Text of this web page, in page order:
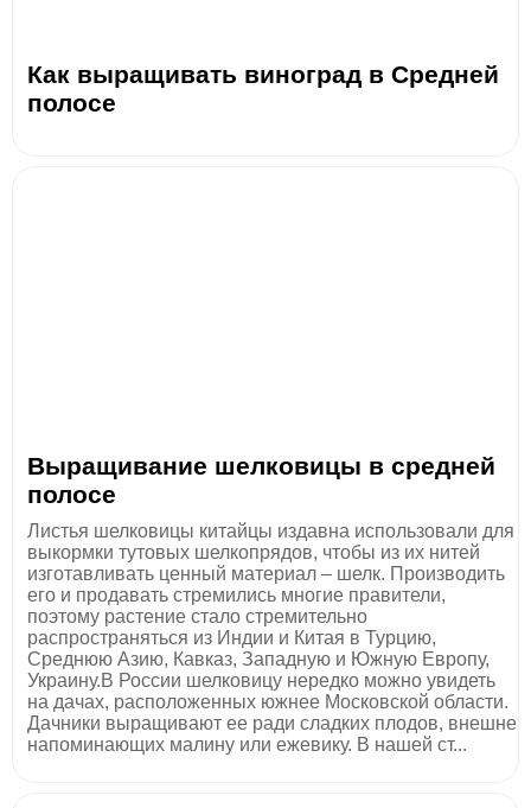
Как выращивать виноград в Средней
полосе
Выращивание шелковицы в средней
полосе
Листья шелковицы китайцы издавна использовали для
выкормки тутовых шелкопрядов, чтобы из их нитей
изготавливать ценный материал – шелк. Производить
его и продавать стремились многие правители,
поэтому растение стало стремительно
распространяться из Индии и Китая в Турцию,
Среднюю Азию, Кавказ, Западную и Южную Европу,
Украину.В России шелковицу нередко можно увидеть
на дачах, расположенных южнее Московской области.
Дачники выращивают ее ради сладких плодов, внешне
напоминающих малину или ежевику. В нашей ст...